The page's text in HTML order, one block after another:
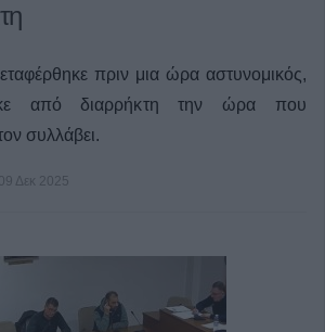
πριν μια ώρα αστυνομικός,
από διαρρήκτη την ώρα που
συλλάβει.
09 Δεκ 2025